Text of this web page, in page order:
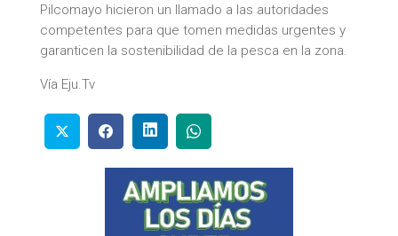
Pilcomayo hicieron un llamado a las autoridades
competentes para que tomen medidas urgentes y
garanticen la sostenibilidad de la pesca en la zona.
Vía Eju.Tv